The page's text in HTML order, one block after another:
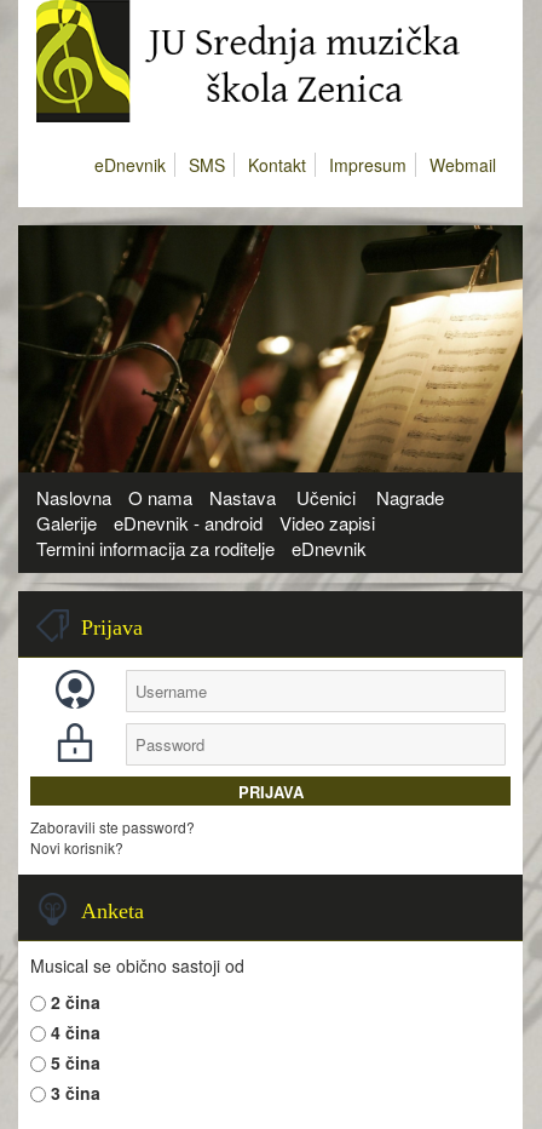
eDnevnik SMS Kontakt Impresum Webmail
Naslovna O nama Nastava Učenici
Nagrade
Galerije
eDnevnik - android
Video zapisi
Termini informacija za roditelje
eDnevnik
Prijava
Zaboravili ste password?
Novi korisnik?
Anketa
Musical se obično sastoji od
2 čina
4 čina
5 čina
3 čina